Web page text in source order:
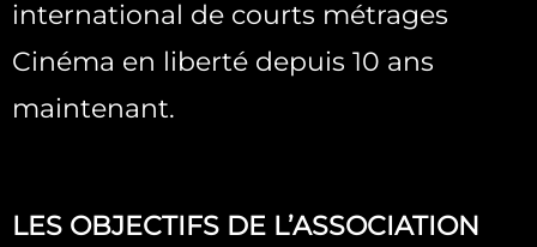
international de courts métrages
Cinéma en liberté depuis 10 ans
maintenant.
LES OBJECTIFS DE L’ASSOCIATION